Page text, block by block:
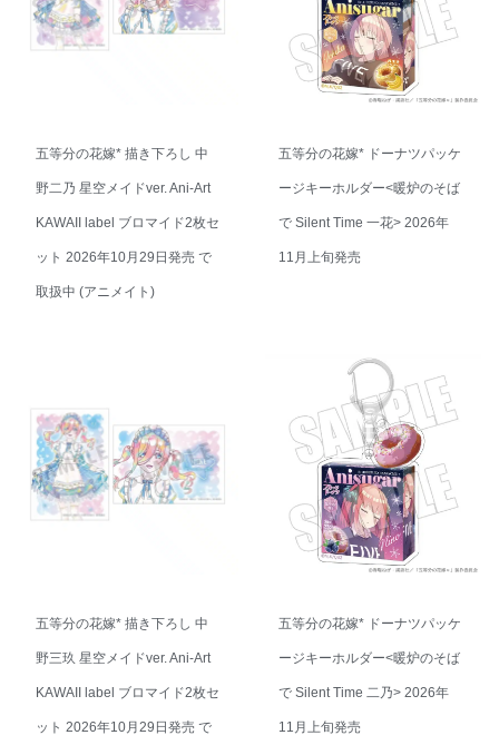
五等分の花嫁* 描き下ろし 中
野二乃 星空メイドver. Ani-Art
KAWAII label ブロマイド2枚セ
ット 2026年10月29日発売 で
取扱中 (アニメイト)
五等分の花嫁* ドーナツパッケ
ージキーホルダー<暖炉のそば
で Silent Time 一花> 2026年
11月上旬発売
五等分の花嫁* 描き下ろし 中
野三玖 星空メイドver. Ani-Art
KAWAII label ブロマイド2枚セ
ット 2026年10月29日発売 で
五等分の花嫁* ドーナツパッケ
ージキーホルダー<暖炉のそば
で Silent Time 二乃> 2026年
11月上旬発売